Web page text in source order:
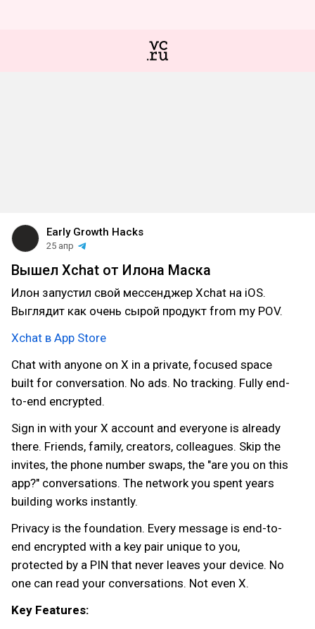
Early Growth Hacks
25 апр
Вышел Xchat от Илона Маска
Илон запустил свой мессенджер Xchat на iOS.
Выглядит как очень сырой продукт from my POV.
Xchat в App Store
Chat with anyone on X in a private, focused space
built for conversation. No ads. No tracking. Fully end-
to-end encrypted.
Sign in with your X account and everyone is already
there. Friends, family, creators, colleagues. Skip the
invites, the phone number swaps, the "are you on this
app?" conversations. The network you spent years
building works instantly.
Privacy is the foundation. Every message is end-to-
end encrypted with a key pair unique to you,
protected by a PIN that never leaves your device. No
one can read your conversations. Not even X.
Key Features: